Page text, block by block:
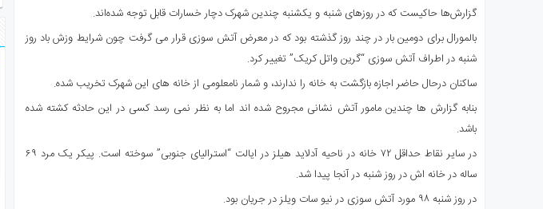
گزارش‌ها حاکیست که در روزهای شنبه و یکشنبه چندین شهرک دچار خسارات قابل توجه شده‌اند.
بالمورال برای دومین بار در چند روز گذشته بود که در معرض آتش سوزی قرار می گرفت چون شرایط وزش باد روز
شنبه در اطراف آتش سوزی “گرین واتل کریک” تغییر کرد.
ساکنان درحال حاضر اجازه بازگشت به خانه را ندارند، و شمار نامعلومی از خانه های این شهرک تخریب شده.
بنابه گزارش ها چندین مامور آتش نشانی مجروح شده اند اما به نظر نمی رسد کسی در این حادثه کشته شده
باشد.
در سایر نقاط حداقل ۷۲ خانه در ناحیه آدلاید هیلز در ایالت “استرالیای جنوبی” سوخته است. پیکر یک مرد ۶۹
ساله در خانه اش در روز شنبه در آنجا پیدا شد.
در روز شنبه ۹۸ مورد آتش سوزی در نیو سات ویلز در جریان بود.